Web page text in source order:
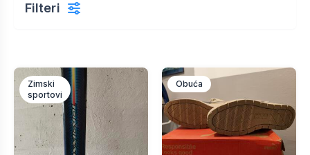
Filteri
Zimski
sportovi
Obuća